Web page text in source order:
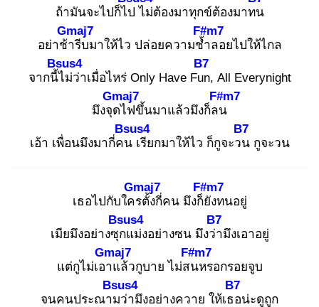
ถ้ามันจะไปก็ไป ไม่ต้องมาทุกข์ต้องมาทน
อย่าช้า
Gmaj7
รีบมาให้ไว ปล่อยความช้ำ
F#m7
ลอยไปให้ไกล
จากนี้ไ
Bsus4
ม่ว่าเมื่อไหร่ Only Have Fun
B7
, All Everynight
มึงจุด
Gmaj7
ไฟขึ้นมาแล้วมึงก็ลน
F#m7
เอ้า เพื่อนมึงมากี่คน
Bsus4
เรียกมาให้ไว ก็กูจะวน
B7
กูจะวน
เธอไปกับใคร
Gmaj7
ตั้งกี่คน มึงก็ยั
F#m7
งทนอยู่
เมียมึงอย่างซุก
Bsus4
แม่งอย่างซน มึงว่า
B7
มึงเอาอยู่
แต่กูไม่เอา
Gmaj7
แล้วกูบาย ไม่สน
F#m7
หรอกรอยจูบ
จนคนประณาม
Bsus4
ว่ามึงอย่างควาย ให้เธอ
B7
น่ะดูถูก